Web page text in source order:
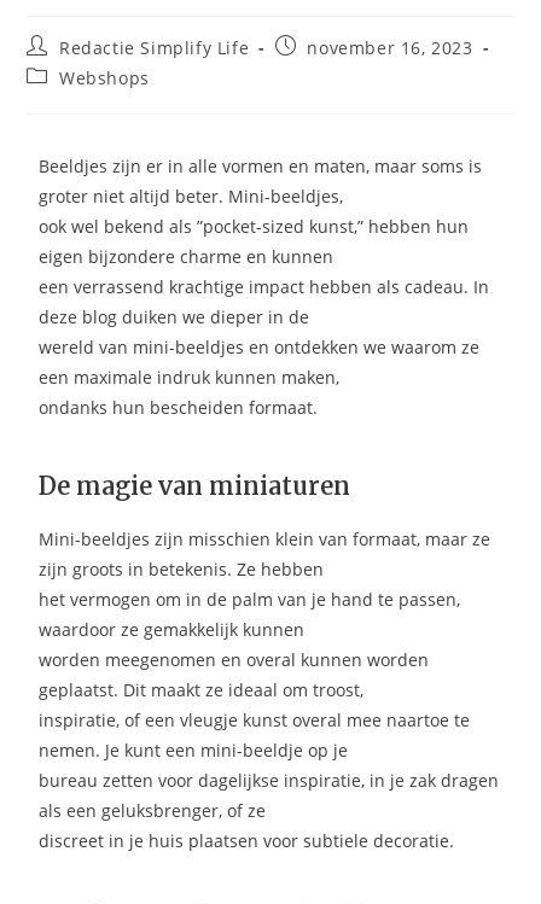
Redactie Simplify Life
november 16, 2023
Webshops
Beeldjes zijn er in alle vormen en maten, maar soms is
groter niet altijd beter. Mini-beeldjes,
ook wel bekend als ”pocket-sized kunst,” hebben hun
eigen bijzondere charme en kunnen
een verrassend krachtige impact hebben als cadeau. In
deze blog duiken we dieper in de
wereld van mini-beeldjes en ontdekken we waarom ze
een maximale indruk kunnen maken,
ondanks hun bescheiden formaat.
De magie van miniaturen
Mini-beeldjes zijn misschien klein van formaat, maar ze
zijn groots in betekenis. Ze hebben
het vermogen om in de palm van je hand te passen,
waardoor ze gemakkelijk kunnen
worden meegenomen en overal kunnen worden
geplaatst. Dit maakt ze ideaal om troost,
inspiratie, of een vleugje kunst overal mee naartoe te
nemen. Je kunt een mini-beeldje op je
bureau zetten voor dagelijkse inspiratie, in je zak dragen
als een geluksbrenger, of ze
discreet in je huis plaatsen voor subtiele decoratie.